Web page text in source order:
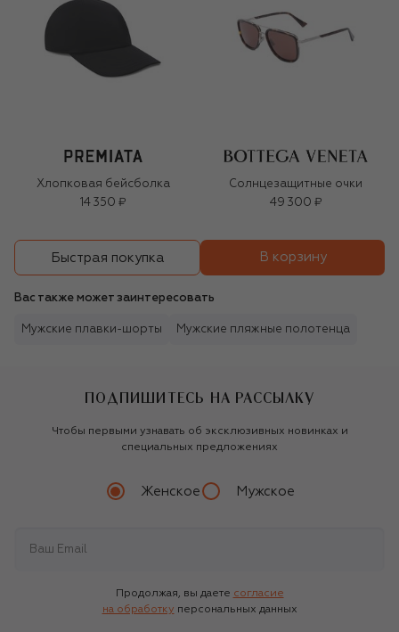
Хлопковая бейсболка
14 350 ₽
Солнцезащитные очки
49 300 ₽
Быстрая покупка В корзину
Вас также может заинтересовать
Мужские плавки-шорты Мужские пляжные полотенца
ПОДПИШИТЕСЬ НА РАССЫЛКУ
Чтобы первыми узнавать об эксклюзивных новинках и
специальных предложениях
Женское Мужское
Продолжая, вы даете согласие
на обработку персональных данных